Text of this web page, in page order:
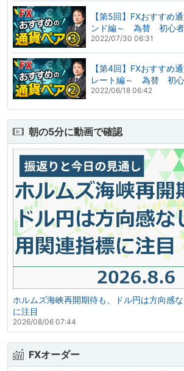
【第5回】FXおすすめ
ンド編～ 為替 初心者
2022/07/30 06:31
【第4回】FXおすすめ
レート編～ 為替 初
2022/06/18 06:42
朝の5分に動画で確認
ホルムズ海峡再開期待も、ドル円は方向感
に注目
2026/08/06 07:44
FXオーダー